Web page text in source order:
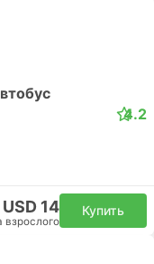
4.2
USD 14
взрослого
Купить